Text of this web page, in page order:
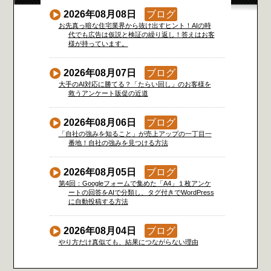
2026年08月08日 ブログ
お先真っ暗な住宅業界から抜け出すヒント！AIの時
代でも広告は仮説と検証の繰り返し！答えはお客
様が持っています。
2026年08月07日 ブログ
大手のAI対応に勝てる？「たらい回し」のお客様を
救うアンケート販促の近道
2026年08月06日 ブログ
「自社の強みを知ること」が売上アップの一丁目一
番地！自社の強みを見つける方法
2026年08月05日 ブログ
第4回：Googleフォームで集めた「A4」１枚アンケ
ートの回答をAIで分類し、タグ付きでWordPress
に自動投稿する方法
2026年08月04日 ブログ
やり方だけ真似ても、結果につながらない理由